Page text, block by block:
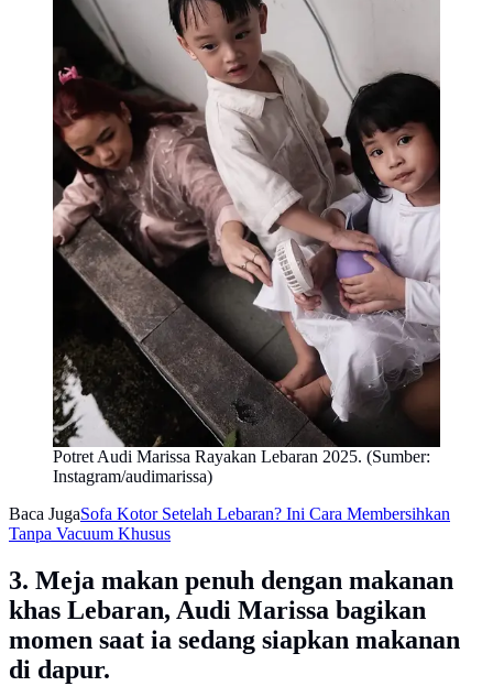
Potret Audi Marissa Rayakan Lebaran 2025. (Sumber:
Instagram/audimarissa)
Baca JugaSofa Kotor Setelah Lebaran? Ini Cara Membersihkan
Tanpa Vacuum Khusus
3. Meja makan penuh dengan makanan
khas Lebaran, Audi Marissa bagikan
momen saat ia sedang siapkan makanan
di dapur.